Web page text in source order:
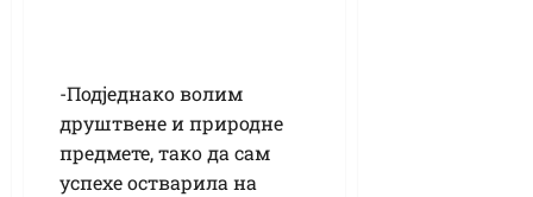
-Подједнако волим
друштвене и природне
предмете, тако да сам
успехе остварила на